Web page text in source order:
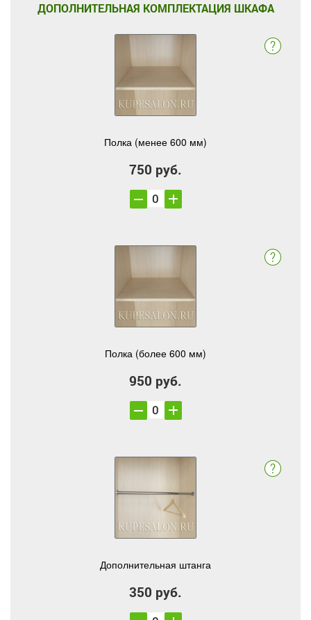
ДОПОЛНИТЕЛЬНАЯ КОМПЛЕКТАЦИЯ ШКАФА
Полка (менее 600 мм)
750 руб.
Полка (более 600 мм)
950 руб.
Дополнительная штанга
350 руб.